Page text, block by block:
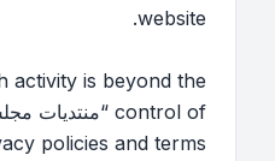
website.
activity is beyond the
policies and terms